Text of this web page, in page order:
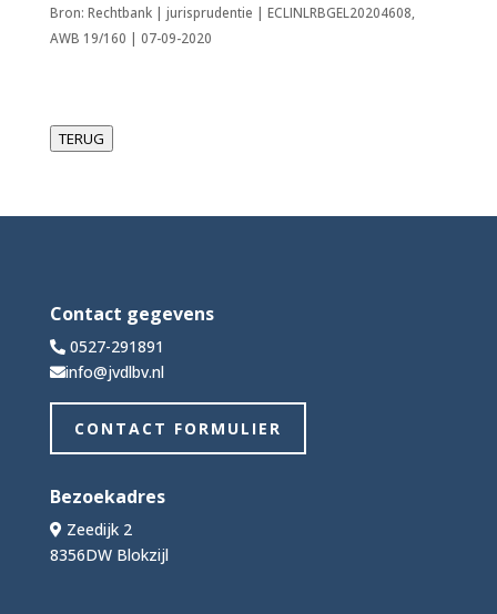
Bron: Rechtbank | jurisprudentie | ECLINLRBGEL20204608,
AWB 19/160 | 07-09-2020
TERUG
Contact gegevens
0527-291891
info@jvdlbv.nl
CONTACT FORMULIER
Bezoekadres
Zeedijk 2
8356DW Blokzijl